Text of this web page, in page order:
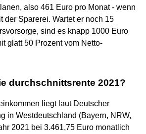
also 461 Euro pro Monat - wenn
der Sparerei. Wartet er noch 15
sind es knapp 1000 Euro
glatt 50 Prozent vom Netto-
durchschnittsrente 2021?
liegt laut Deutscher
in Westdeutschland (Bayern, NRW,
2021 bei 3.461,75 Euro monatlich